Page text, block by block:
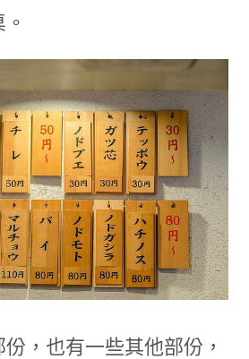
，也有一些其他部份，